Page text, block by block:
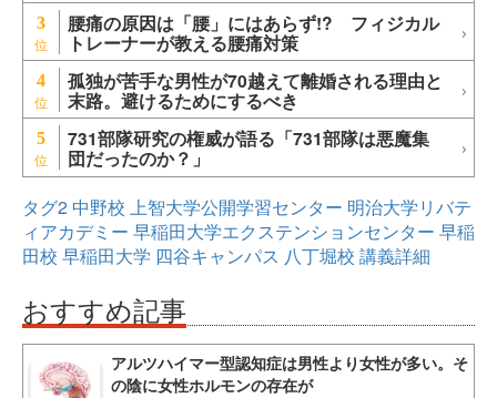
3 腰痛の原因は「腰」にはあらず!? フィジカル
トレーナーが教える腰痛対策
4 孤独が苦手な男性が70越えて離婚される理由と
末路。避けるためにするべき
5 731部隊研究の権威が語る「731部隊は悪魔集
団だったのか？」
タグ2 中野校 上智大学公開学習センター 明治大学リバテ
ィアカデミー 早稲田大学エクステンションセンター 早稲
田校 早稲田大学 四谷キャンパス 八丁堀校 講義詳細
おすすめ記事
アルツハイマー型認知症は男性より女性が多い。そ
の陰に女性ホルモンの存在が